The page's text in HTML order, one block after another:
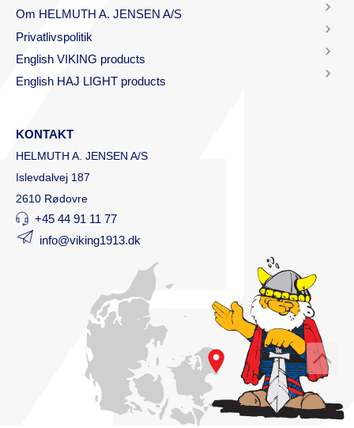
Om HELMUTH A. JENSEN A/S
Privatlivspolitik
English VIKING products
English HAJ LIGHT products
KONTAKT
HELMUTH A. JENSEN A/S
Islevdalvej 187
2610 Rødovre
+45 44 91 11 77
info@viking1913.dk